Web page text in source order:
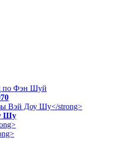
по Фэн Шуй
Шу